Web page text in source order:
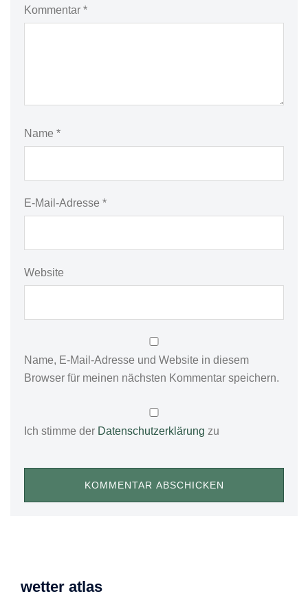
Kommentar *
Name *
E-Mail-Adresse *
Website
Name, E-Mail-Adresse und Website in diesem
Browser für meinen nächsten Kommentar speichern.
Ich stimme der Datenschutzerklärung zu
wetter atlas